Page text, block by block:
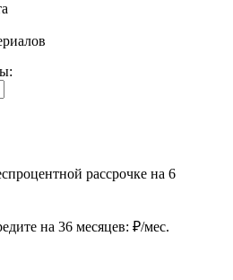
рассрочке на 6
на 36 месяцев: ₽/мес.